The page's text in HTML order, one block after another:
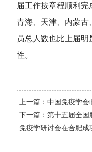
届工作按章程顺利完
青海、天津、内蒙古
员总人数也比上届
性。
上一篇： 中国免疫学会
下一篇： 第十五届全国
免疫学研讨会在合肥成